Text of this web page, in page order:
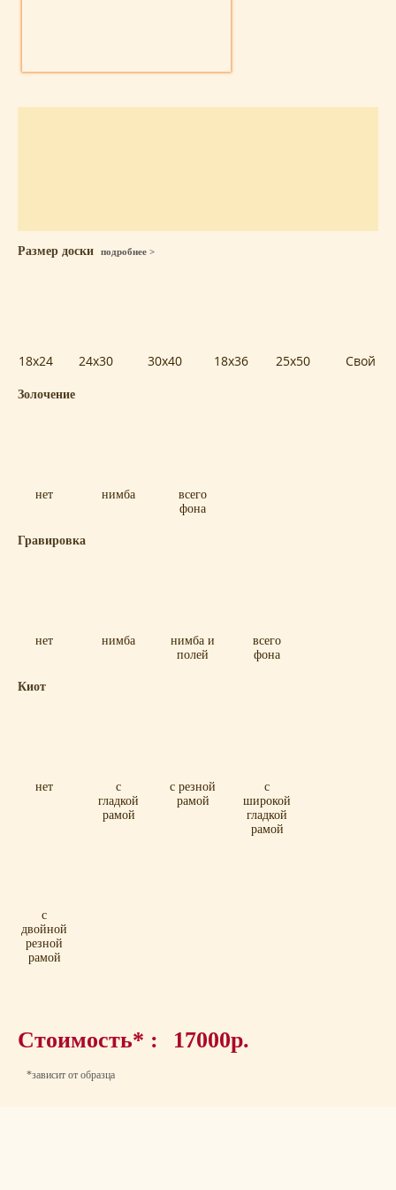
Размер доски подробнее >
18x24 24x30 30x40 18x36 25x50 Свой
Золочение
нет нимба
всего
фона
Гравировка
нет нимба
нимба и
полей
всего
фона
Киот
нет
с
гладкой
рамой
с резной
рамой
с
широкой
гладкой
рамой
с
двойной
резной
рамой
Стоимость* : 17000р.
*зависит от образца